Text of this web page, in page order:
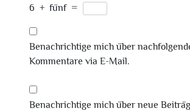
6 + fünf =
Benachrichtige mich über
Kommentare via E-Mail.
Benachrichtige mich über neue